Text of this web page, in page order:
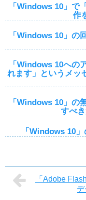
「Windows 10」で
作
「Windows 10」の
「Windows 10への
れます」というメッ
「Windows 10」の
すべ
「Windows 10
「Adobe